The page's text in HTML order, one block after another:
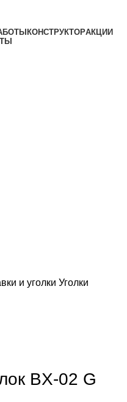
КОНСТРУКТОРАКЦИИ
и уголки Уголки
BX-02 G